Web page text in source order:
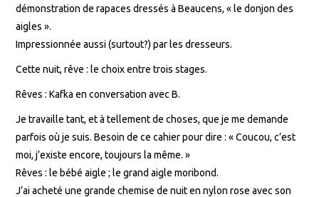
démonstration de rapaces dressés à Beaucens, « le donjon des
aigles ».
Impressionnée aussi (surtout?) par les dresseurs.
Cette nuit, rêve : le choix entre trois stages.
Rêves : Kafka en conversation avec B.
Je travaille tant, et à tellement de choses, que je me demande
parfois où je suis. Besoin de ce cahier pour dire : « Coucou, c’est
moi, j’existe encore, toujours la même. »
Rêves : le bébé aigle ; le grand aigle moribond.
J’ai acheté une grande chemise de nuit en nylon rose avec son